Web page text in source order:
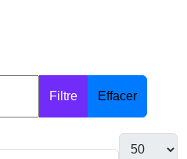
Filtre Effacer